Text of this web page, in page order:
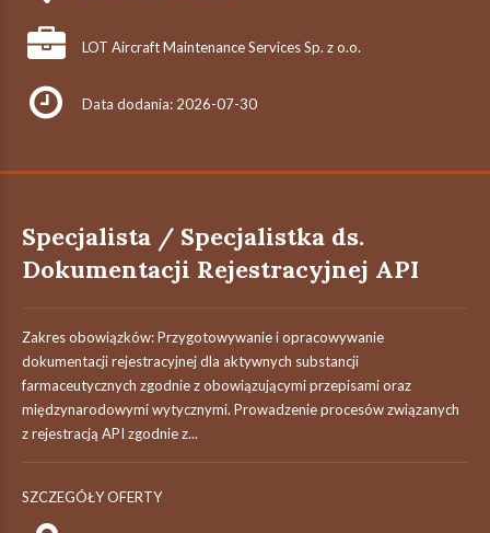
LOT Aircraft Maintenance Services Sp. z o.o.
Data dodania: 2026-07-30
Specjalista / Specjalistka ds.
Dokumentacji Rejestracyjnej API
Zakres obowiązków: Przygotowywanie i opracowywanie
dokumentacji rejestracyjnej dla aktywnych substancji
farmaceutycznych zgodnie z obowiązującymi przepisami oraz
międzynarodowymi wytycznymi. Prowadzenie procesów związanych
z rejestracją API zgodnie z...
SZCZEGÓŁY OFERTY